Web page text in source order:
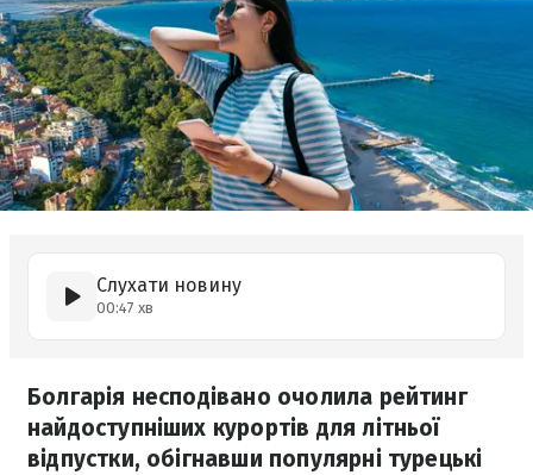
Слухати новину
00:47 хв
Болгарія несподівано очолила рейтинг
найдоступніших курортів для літньої
відпустки, обігнавши популярні турецькі